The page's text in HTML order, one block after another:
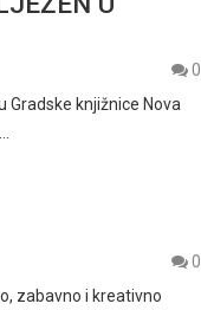
0
Gradske knjižnice Nova
0
zabavno i kreativno